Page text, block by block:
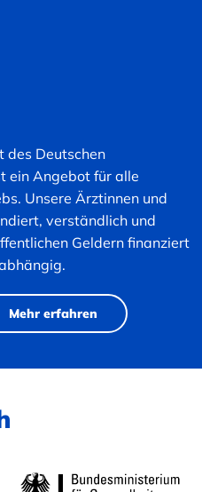
des Deutschen
ein Angebot für alle
Unsere Ärztinnen und
verständlich und
Geldern finanziert
Mehr erfahren